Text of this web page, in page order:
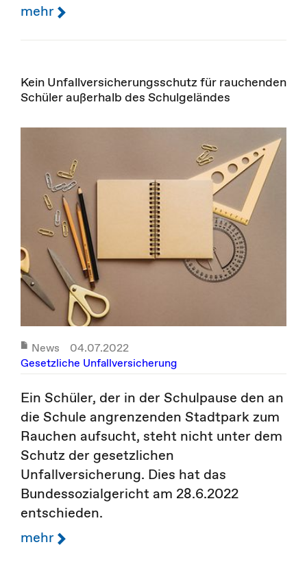
mehr
Kein Unfallversicherungsschutz für rauchenden
Schüler außerhalb des Schulgeländes
News
04.07.2022
Gesetzliche Unfallversicherung
Ein Schüler, der in der Schulpause den an
die Schule angrenzenden Stadtpark zum
Rauchen aufsucht, steht nicht unter dem
Schutz der gesetzlichen
Unfallversicherung. Dies hat das
Bundessozialgericht am 28.6.2022
entschieden.
mehr